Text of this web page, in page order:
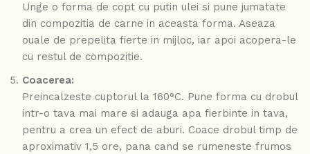
Unge o forma de copt cu putin ulei si pune jumatate
din compozitia de carne in aceasta forma. Aseaza
ouale de prepelita fierte in mijloc, iar apoi acopera-le
cu restul de compozitie.
Coacerea:
Preincalzeste cuptorul la 160°C. Pune forma cu drobul
intr-o tava mai mare si adauga apa fierbinte in tava,
pentru a crea un efect de aburi. Coace drobul timp de
aproximativ 1,5 ore, pana cand se rumeneste frumos